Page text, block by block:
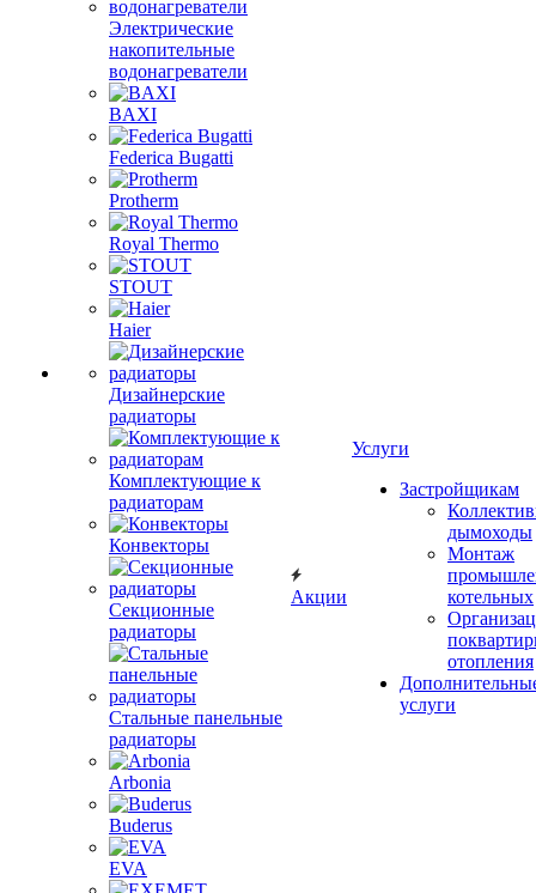
Электрические
накопительные
водонагреватели
BAXI
Federica Bugatti
Protherm
Royal Thermo
STOUT
Haier
Дизайнерские
радиаторы
Комплектующие к
радиаторам
Конвекторы
Секционные
радиаторы
Стальные панельные
радиаторы
Arbonia
Buderus
EVA
Акции
Услуги
Застройщикам
дымоходы
Монтаж
котельных
отопления
услуги